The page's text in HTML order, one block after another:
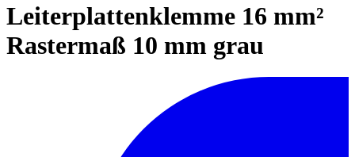
Leiterplattenklemme 16 mm²
Rastermaß 10 mm grau